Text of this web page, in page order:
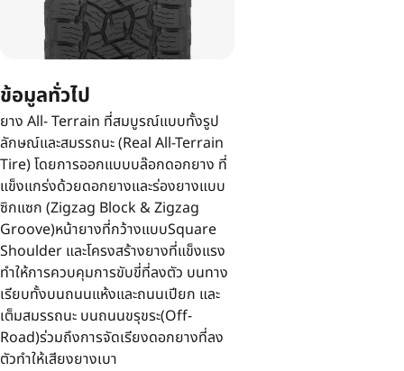
ข้อมูลทั่วไป
ยาง All- Terrain ที่สมบูรณ์แบบทั้งรูป
ลักษณ์และสมรรถนะ (Real All-Terrain
Tire) โดยการออกแบบบล๊อกดอกยาง ที่
แข็งแกร่งด้วยดอกยางและร่องยางแบบ
ซิกแซก (Zigzag Block & Zigzag
Groove)หน้ายางที่กว้างแบบSquare
Shoulder และโครงสร้างยางที่แข็งแรง
ทำให้การควบคุมการขับขี่ที่ลงตัว บนทาง
เรียบทั้งบนถนนแห้งและถนนเปียก และ
เต็มสมรรถนะ บนถนนขรุขระ(Off-
Road)ร่วมถึงการจัดเรียงดอกยางที่ลง
ตัวทำให้เสียงยางเบา